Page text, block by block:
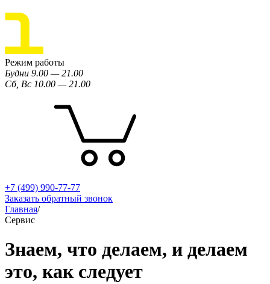
Режим работы
Будни 9.00 — 21.00
Сб, Вс 10.00 — 21.00
+7 (499) 990-77-77
Заказать обратный звонок
Главная/
Сервис
Знаем, что делаем, и делаем
это, как следует